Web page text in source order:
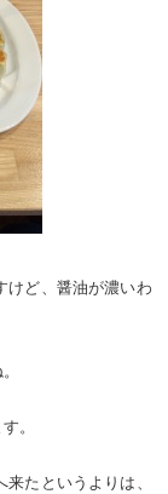
けど、醤油が濃いわ
。
たというよりは、